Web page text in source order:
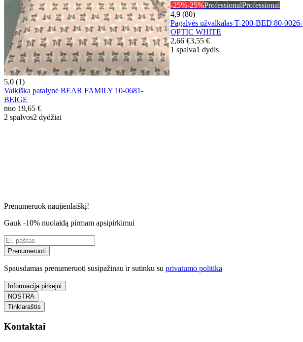
5,0 (1)
Vaikiška patalynė BEAR FAMILY 10-0681-
BEIGE
nuo 19,65 €
2 spalvos2 dydžiai
-25%-25%ProfessionalProfessional
4,9 (80)
Pagalvės užvalkalas T-200-BED 80-0026-
OPTIC WHITE
2,66 €3,55 €
1 spalva1 dydis
Prenumeruok naujienlaiškį!
Gauk -10% nuolaidą pirmam apsipirkimui
Prenumeruoti
Spausdamas prenumeruoti susipažinau ir sutinku su privatumo politika
Informacija pirkėjui
NOSTRA
Tinklaraštis
Kontaktai